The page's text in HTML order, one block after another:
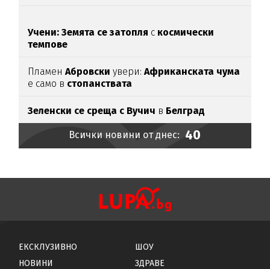
Учени: Земята се затопля с космически
темпове
ПламенАбровски увери:Африканската чума
е само в стопанствата
Зеленски се среща с Вучич в Белград
Всички новини от днес: 40
ЕКСКЛУЗИВНО
НОВИНИ
ШОУ
ЗДРАВЕ